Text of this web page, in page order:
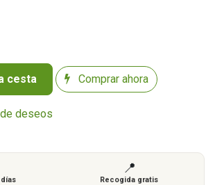
cesta Comprar ahora
deseos
📍
Recogida gratis